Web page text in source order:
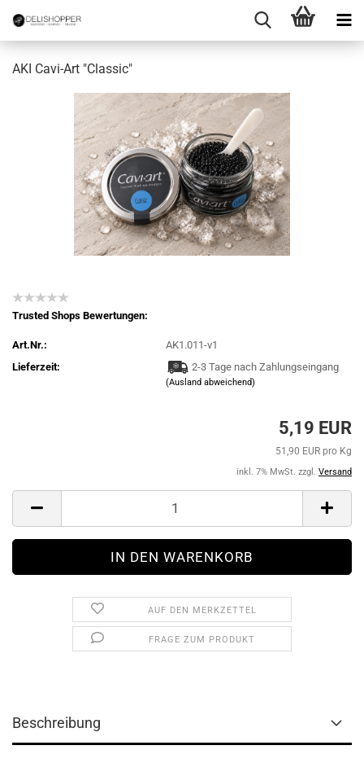
AKI Cavi-Art "Classic"
Trusted Shops Bewertungen:
Art.Nr.:
AK1.011-v1
Lieferzeit:
2-3 Tage nach Zahlungseingang
(Ausland abweichend)
5,19 EUR
51,90 EUR pro Kg
inkl. 7% MwSt. zzgl. Versand
AUF DEN MERKZETTEL
FRAGE ZUM PRODUKT
Beschreibung